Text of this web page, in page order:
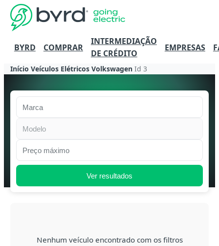
BYRD COMPRAR
INTERMEDIAÇÃO
DE CRÉDITO
EMPRESAS
Início Veículos Elétricos Volkswagen Id 3
Marca
Modelo
Preço máximo
Ver resultados
Nenhum veículo encontrado com os filtros